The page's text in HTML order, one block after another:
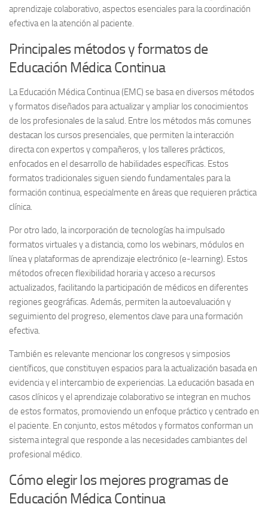
aprendizaje colaborativo, aspectos esenciales para la coordinación
efectiva en la atención al paciente.
Principales métodos y formatos de
Educación Médica Continua
La Educación Médica Continua (EMC) se basa en diversos métodos
y formatos diseñados para actualizar y ampliar los conocimientos
de los profesionales de la salud. Entre los métodos más comunes
destacan los cursos presenciales, que permiten la interacción
directa con expertos y compañeros, y los talleres prácticos,
enfocados en el desarrollo de habilidades específicas. Estos
formatos tradicionales siguen siendo fundamentales para la
formación continua, especialmente en áreas que requieren práctica
clínica.
Por otro lado, la incorporación de tecnologías ha impulsado
formatos virtuales y a distancia, como los webinars, módulos en
línea y plataformas de aprendizaje electrónico (e-learning). Estos
métodos ofrecen flexibilidad horaria y acceso a recursos
actualizados, facilitando la participación de médicos en diferentes
regiones geográficas. Además, permiten la autoevaluación y
seguimiento del progreso, elementos clave para una formación
efectiva.
También es relevante mencionar los congresos y simposios
científicos, que constituyen espacios para la actualización basada en
evidencia y el intercambio de experiencias. La educación basada en
casos clínicos y el aprendizaje colaborativo se integran en muchos
de estos formatos, promoviendo un enfoque práctico y centrado en
el paciente. En conjunto, estos métodos y formatos conforman un
sistema integral que responde a las necesidades cambiantes del
profesional médico.
Cómo elegir los mejores programas de
Educación Médica Continua